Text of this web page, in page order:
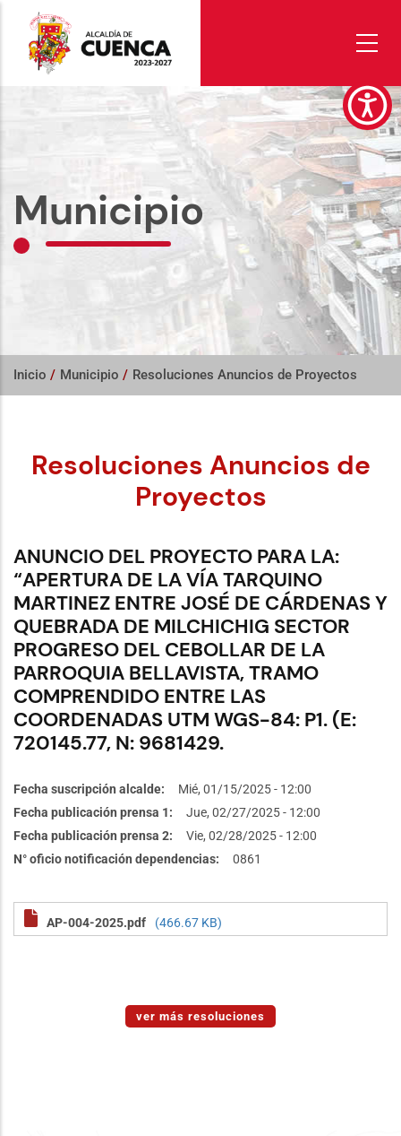
contenido
principal
Municipio
Inicio / Municipio / Resoluciones Anuncios de Proyectos
Resoluciones Anuncios de
Proyectos
ANUNCIO DEL PROYECTO PARA LA:
“APERTURA DE LA VÍA TARQUINO
MARTINEZ ENTRE JOSÉ DE CÁRDENAS Y
QUEBRADA DE MILCHICHIG SECTOR
PROGRESO DEL CEBOLLAR DE LA
PARROQUIA BELLAVISTA, TRAMO
COMPRENDIDO ENTRE LAS
COORDENADAS UTM WGS-84: P1. (E:
720145.77, N: 9681429.
Fecha suscripción alcalde
Mié, 01/15/2025 - 12:00
Fecha publicación prensa 1
Jue, 02/27/2025 - 12:00
Fecha publicación prensa 2
Vie, 02/28/2025 - 12:00
N° oficio notificación dependencias
0861
AP-004-2025.pdf (466.67 KB)
ver más resoluciones